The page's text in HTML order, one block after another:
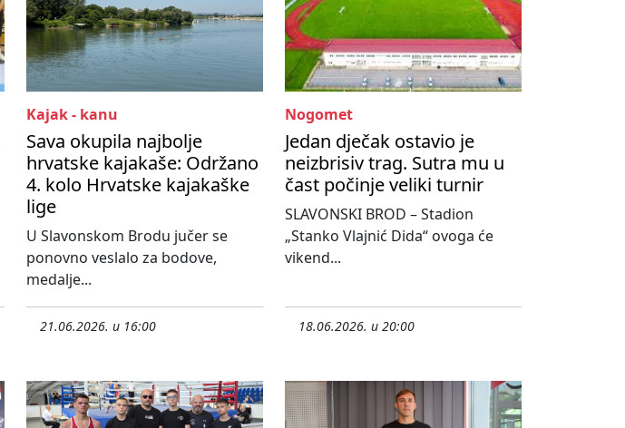
Kajak - kanu
Sava okupila najbolje
hrvatske kajakaše: Održano
4. kolo Hrvatske kajakaške
lige
U Slavonskom Brodu jučer se
ponovno veslalo za bodove,
medalje...
21.06.2026. u 16:00
Nogomet
Jedan dječak ostavio je
neizbrisiv trag. Sutra mu u
čast počinje veliki turnir
SLAVONSKI BROD – Stadion
„Stanko Vlajnić Dida“ ovoga će
vikend...
18.06.2026. u 20:00